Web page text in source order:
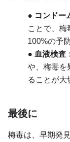
● コンドー
ことで、梅
100%の予
● 血液検査
や、梅毒を
ることが大
最後に
梅毒は、早期発